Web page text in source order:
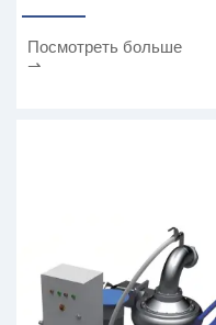
Посмотреть больше
⇀